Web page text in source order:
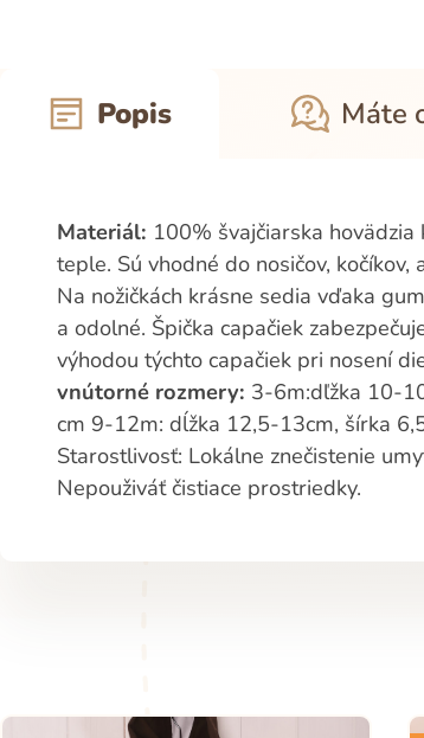
Popis Máte
Materiál: 100% švajčiarska hovädzia
teple. Sú vhodné do nosičov,
Na nožičkách krásne sedia vďaka
a odolné. Špička capačiek
výhodou týchto capačiek pri nosení
vnútorné rozmery: 3-6m:dľžka 10-
cm 9-12m: dĺžka 12,5-13cm, šírka
Starostlivosť: Lokálne znečistenie
Nepouživáť čistiace prostriedky.